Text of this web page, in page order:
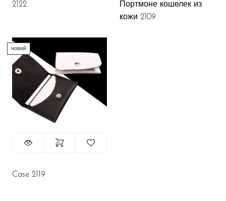
2122
Портмоне кошелек из
кожи 2109
новий
Case 2119